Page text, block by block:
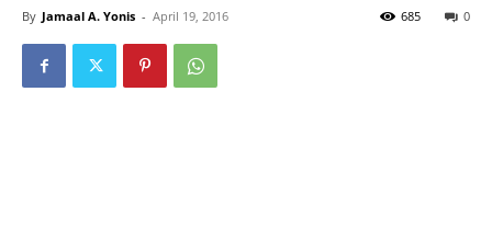
By Jamaal A. Yonis - April 19, 2016 0
685